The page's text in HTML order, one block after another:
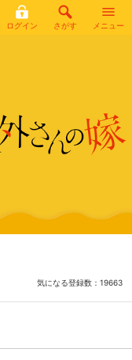
ログイン さがす メニュー
気になる登録数： 19663